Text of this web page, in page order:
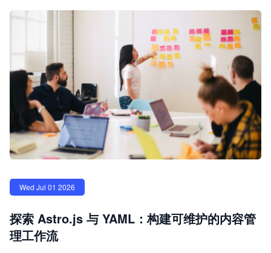
Wed Jul 01 2026
探索 Astro.js 与 YAML：构建可维护的内容管
理工作流